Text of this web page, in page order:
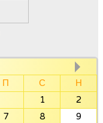
П С
Н
1
2
7 8
9